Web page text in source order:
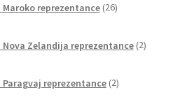
Maroko reprezentance 26izdelkov
Nova Zelandija reprezentance 2izdelka
Paragvaj reprezentance 2izdelka